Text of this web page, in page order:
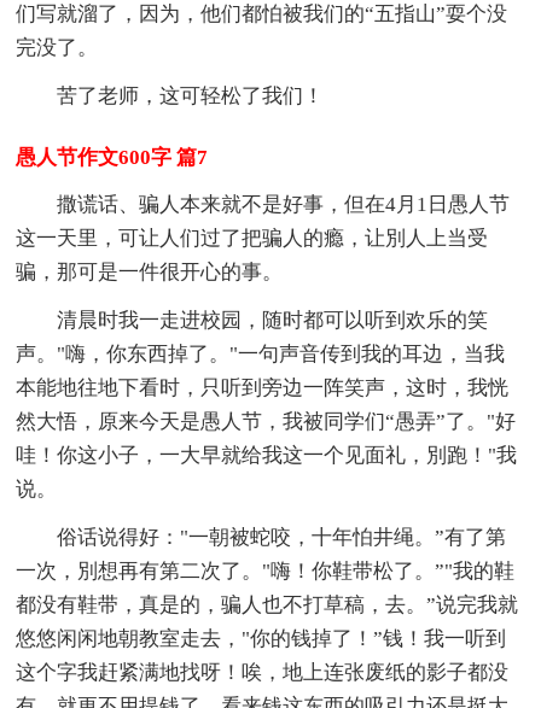
们写就溜了，因为，他们都怕被我们的“五指山”耍个没
完没了。
苦了老师，这可轻松了我们！
愚人节作文600字 篇7
撒谎话、骗人本来就不是好事，但在4月1日愚人节
这一天里，可让人们过了把骗人的瘾，让別人上当受
骗，那可是一件很开心的事。
清晨时我一走进校园，随时都可以听到欢乐的笑
声。"嗨，你东西掉了。"一句声音传到我的耳边，当我
本能地往地下看时，只听到旁边一阵笑声，这时，我恍
然大悟，原来今天是愚人节，我被同学们“愚弄”了。"好
哇！你这小子，一大早就给我这一个见面礼，別跑！"我
说。
俗话说得好："一朝被蛇咬，十年怕井绳。”有了第
一次，別想再有第二次了。"嗨！你鞋带松了。”"我的鞋
都没有鞋带，真是的，骗人也不打草稿，去。”说完我就
悠悠闲闲地朝教室走去，"你的钱掉了！”钱！我一听到
这个字我赶紧满地找呀！唉，地上连张废纸的影子都没